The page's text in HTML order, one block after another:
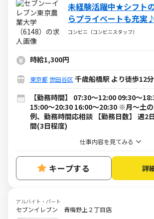
未経験活躍中★シフト
らプライベートも充実
アの方まで幅広く活躍中
コンビニ（コンビニスタッフ）
時給1,300円
東京都 世田谷区 千歳船橋駅 より徒歩12分
【勤務時間】 07:30～12:00 09:30～
15:00～20:30 16:00～20:30 ※月～土
例、勤務時間応相談 【勤務日数】 週2
間(3日程度)
仕事内容を見てみる
キープする 詳
アルバイト・パート
セブンイレブン 青梅野上２丁目店